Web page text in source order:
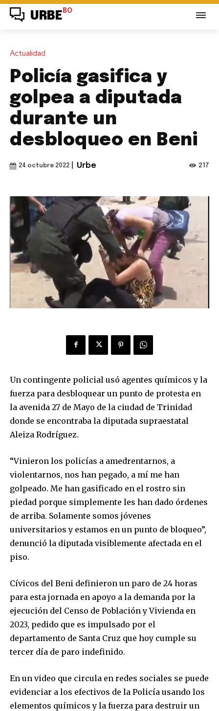
URBE BO
Actualidad
Policía gasifica y
golpea a diputada
durante un
desbloqueo en Beni
24 octubre 2022 Urbe 217
Un contingente policial usó agentes químicos y la
fuerza para desbloquear un punto de protesta en
la avenida 27 de Mayo de la ciudad de Trinidad
donde se encontraba la diputada supraestatal
Aleiza Rodríguez.
“Vinieron los policías a amedrentarnos, a
violentarnos, nos han pegado, a mí me han
golpeado. Me han gasificado en el rostro sin
piedad porque simplemente les han dado órdenes
de arriba. Solamente somos jóvenes
universitarios y estamos en un punto de bloqueo”,
denunció la diputada visiblemente afectada en el
piso.
Cívicos del Beni definieron un paro de 24 horas
para esta jornada en apoyo a la demanda por la
ejecución del Censo de Población y Vivienda en
2023, pedido que es impulsado por el
departamento de Santa Cruz que hoy cumple su
tercer día de paro indefinido.
En un video que circula en redes sociales se puede
evidenciar a los efectivos de la Policía usando los
elementos químicos y la fuerza para destruir un